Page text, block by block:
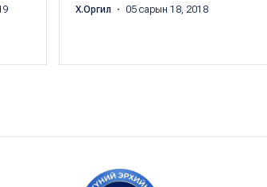
Х.Оргил ・ 05 сарын 18, 2018